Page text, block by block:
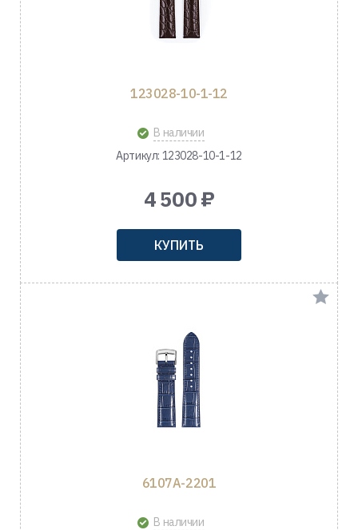
123028-10-1-12
В наличии
Артикул: 123028-10-1-12
4 500 ₽
КУПИТЬ
6107A-2201
В наличии